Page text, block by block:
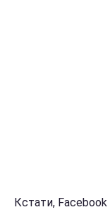
Кстати, Facebook